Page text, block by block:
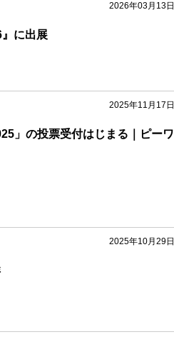
2026年03月13日
に出展
2025年11月17日
」の投票受付はじまる｜ピーワ
2025年10月29日